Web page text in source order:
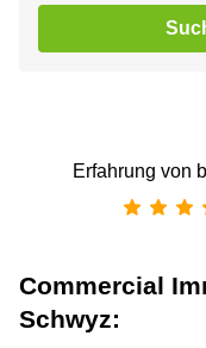
Erfahrung von
Commercial
Schwyz: